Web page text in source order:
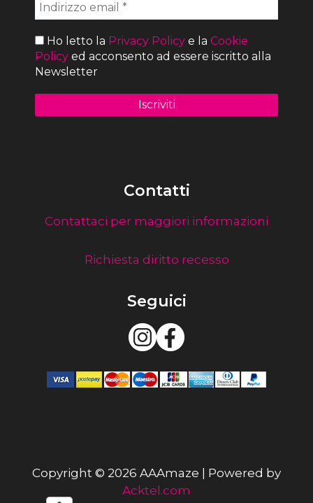
Ho letto la Privacy Policy e la Cookie
Policy ed acconsento ad essere iscritto alla
Newsletter
Contatti
Contattaci per maggiori informazioni
Richiesta diritto recesso
Seguici
Copyright © 2026 AAAmaze | Powered by
Acktel.com